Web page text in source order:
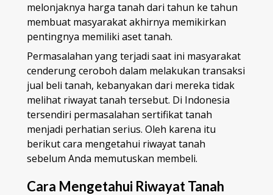
melonjaknya harga tanah dari tahun ke tahun
membuat masyarakat akhirnya memikirkan
pentingnya memiliki aset tanah.
Permasalahan yang terjadi saat ini masyarakat
cenderung ceroboh dalam melakukan transaksi
jual beli tanah, kebanyakan dari mereka tidak
melihat riwayat tanah tersebut. Di Indonesia
tersendiri permasalahan sertifikat tanah
menjadi perhatian serius. Oleh karena itu
berikut cara mengetahui riwayat tanah
sebelum Anda memutuskan membeli.
Cara Mengetahui Riwayat Tanah